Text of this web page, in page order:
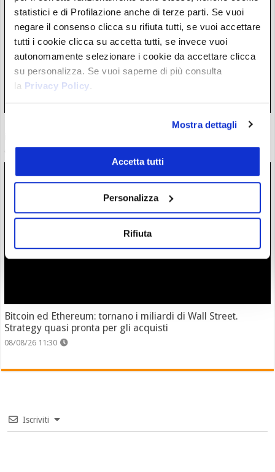
statistici e di Profilazione anche di terze parti. Se vuoi
negare il consenso clicca su rifiuta tutti, se vuoi accettare
tutti i cookie clicca su accetta tutti, se invece vuoi
autonomamente selezionare i cookie da accettare clicca
su personalizza. Se vuoi saperne di più consulta
la Privacy Policy.
Mostra dettagli
Accetta tutti
Personalizza
Rifiuta
Ethereum: aggiornamento con “stop” allo staking,
Bitcoin ed Ethereum: tornano i miliardi di Wall Street.
Strategy quasi pronta per gli acquisti
08/08/26 11:30
Iscriviti